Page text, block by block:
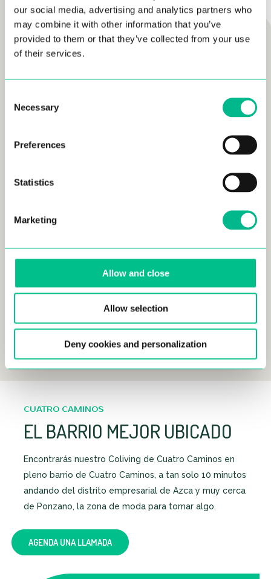
our social media, advertising and analytics partners who
may combine it with other information that you’ve
provided to them or that they’ve collected from your use
of their services.
Selection
Necessary
Preferences
Statistics
Marketing
Allow and close
Allow selection
Deny cookies and personalization
ZONAS COMUNES
TODO EL EDIFICIO A TU
CUATRO CAMINOS
EL BARRIO MEJOR UBICADO
Encontrarás nuestro Coliving de Cuatro Caminos en
pleno barrio de Cuatro Caminos, a tan solo 10 minutos
andando del distrito empresarial de Azca y muy cerca
de Ponzano, la zona de moda para tomar algo.
AGENDA UNA LLAMADA